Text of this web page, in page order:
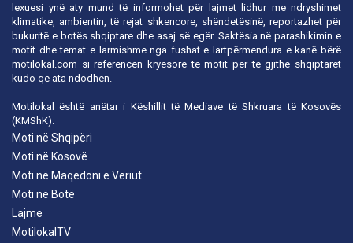
lexuesi ynë aty mund të informohet për lajmet lidhur me ndryshimet
klimatike, ambientin, të rejat shkencore, shëndetësinë, reportazhet për
bukuritë e botës shqiptare dhe asaj së egër. Saktësia në parashikimin e
motit dhe temat e larmishme nga fushat e lartpërmendura e kanë bërë
motilokal.com si referencën kryesore të motit për të gjithë shqiptarët
kudo që ata ndodhen.
Motilokal është anëtar i Këshillit të Mediave të Shkruara të Kosovës
(KMShK).
Moti në Shqipëri
Moti në Kosovë
Moti në Maqedoni e Veriut
Moti në Botë
Lajme
MotilokalTV